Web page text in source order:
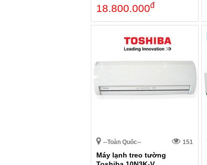
18.800.000đ
--Toàn Quốc-- 151
Máy lạnh treo tường